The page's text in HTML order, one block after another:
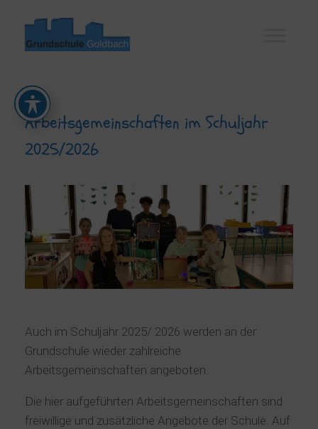
Arbeitsgemeinschaften im Schuljahr
2025/2026
Auch im Schuljahr 2025/ 2026 werden an der
Grundschule wieder zahlreiche
Arbeitsgemeinschaften angeboten.
Die hier aufgeführten Arbeitsgemeinschaften sind
freiwillige und zusätzliche Angebote der Schule. Auf